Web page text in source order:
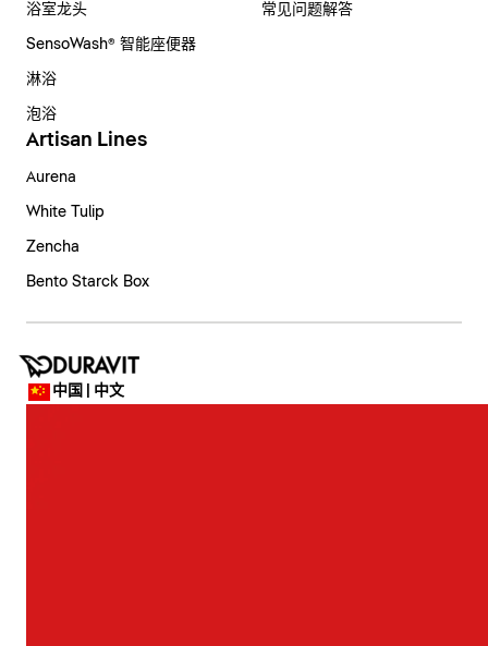
浴室龙头
SensoWash® 智能座便器
淋浴
泡浴
常见问题解答
Artisan Lines
Aurena
White Tulip
Zencha
Bento Starck Box
中国 | 中文